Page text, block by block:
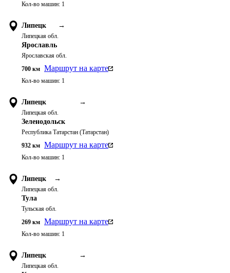
Кол-во машин: 1
Липецк →
Липецкая обл.
Ярославль
Ярославская обл.
700 км Маршрут на карте
Кол-во машин: 1
Липецк →
Липецкая обл.
Зеленодольск
Республика Татарстан (Татарстан)
932 км Маршрут на карте
Кол-во машин: 1
Липецк →
Липецкая обл.
Тула
Тульская обл.
269 км Маршрут на карте
Кол-во машин: 1
Липецк →
Липецкая обл.